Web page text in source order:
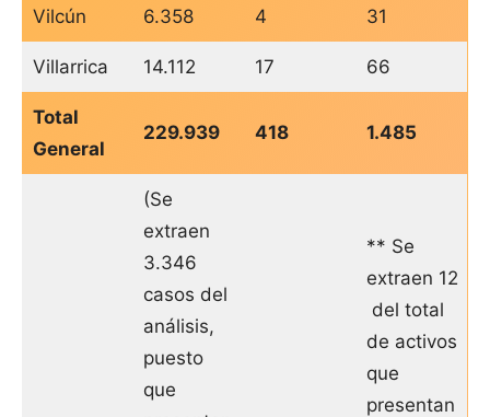
Vilcún 6.358 4 31
Villarrica 14.112 17 66
Total
General
229.939 418 1.485
(Se
extraen
3.346
casos del
análisis,
puesto
que
** Se
extraen 12
del total
de activos
que
presentan